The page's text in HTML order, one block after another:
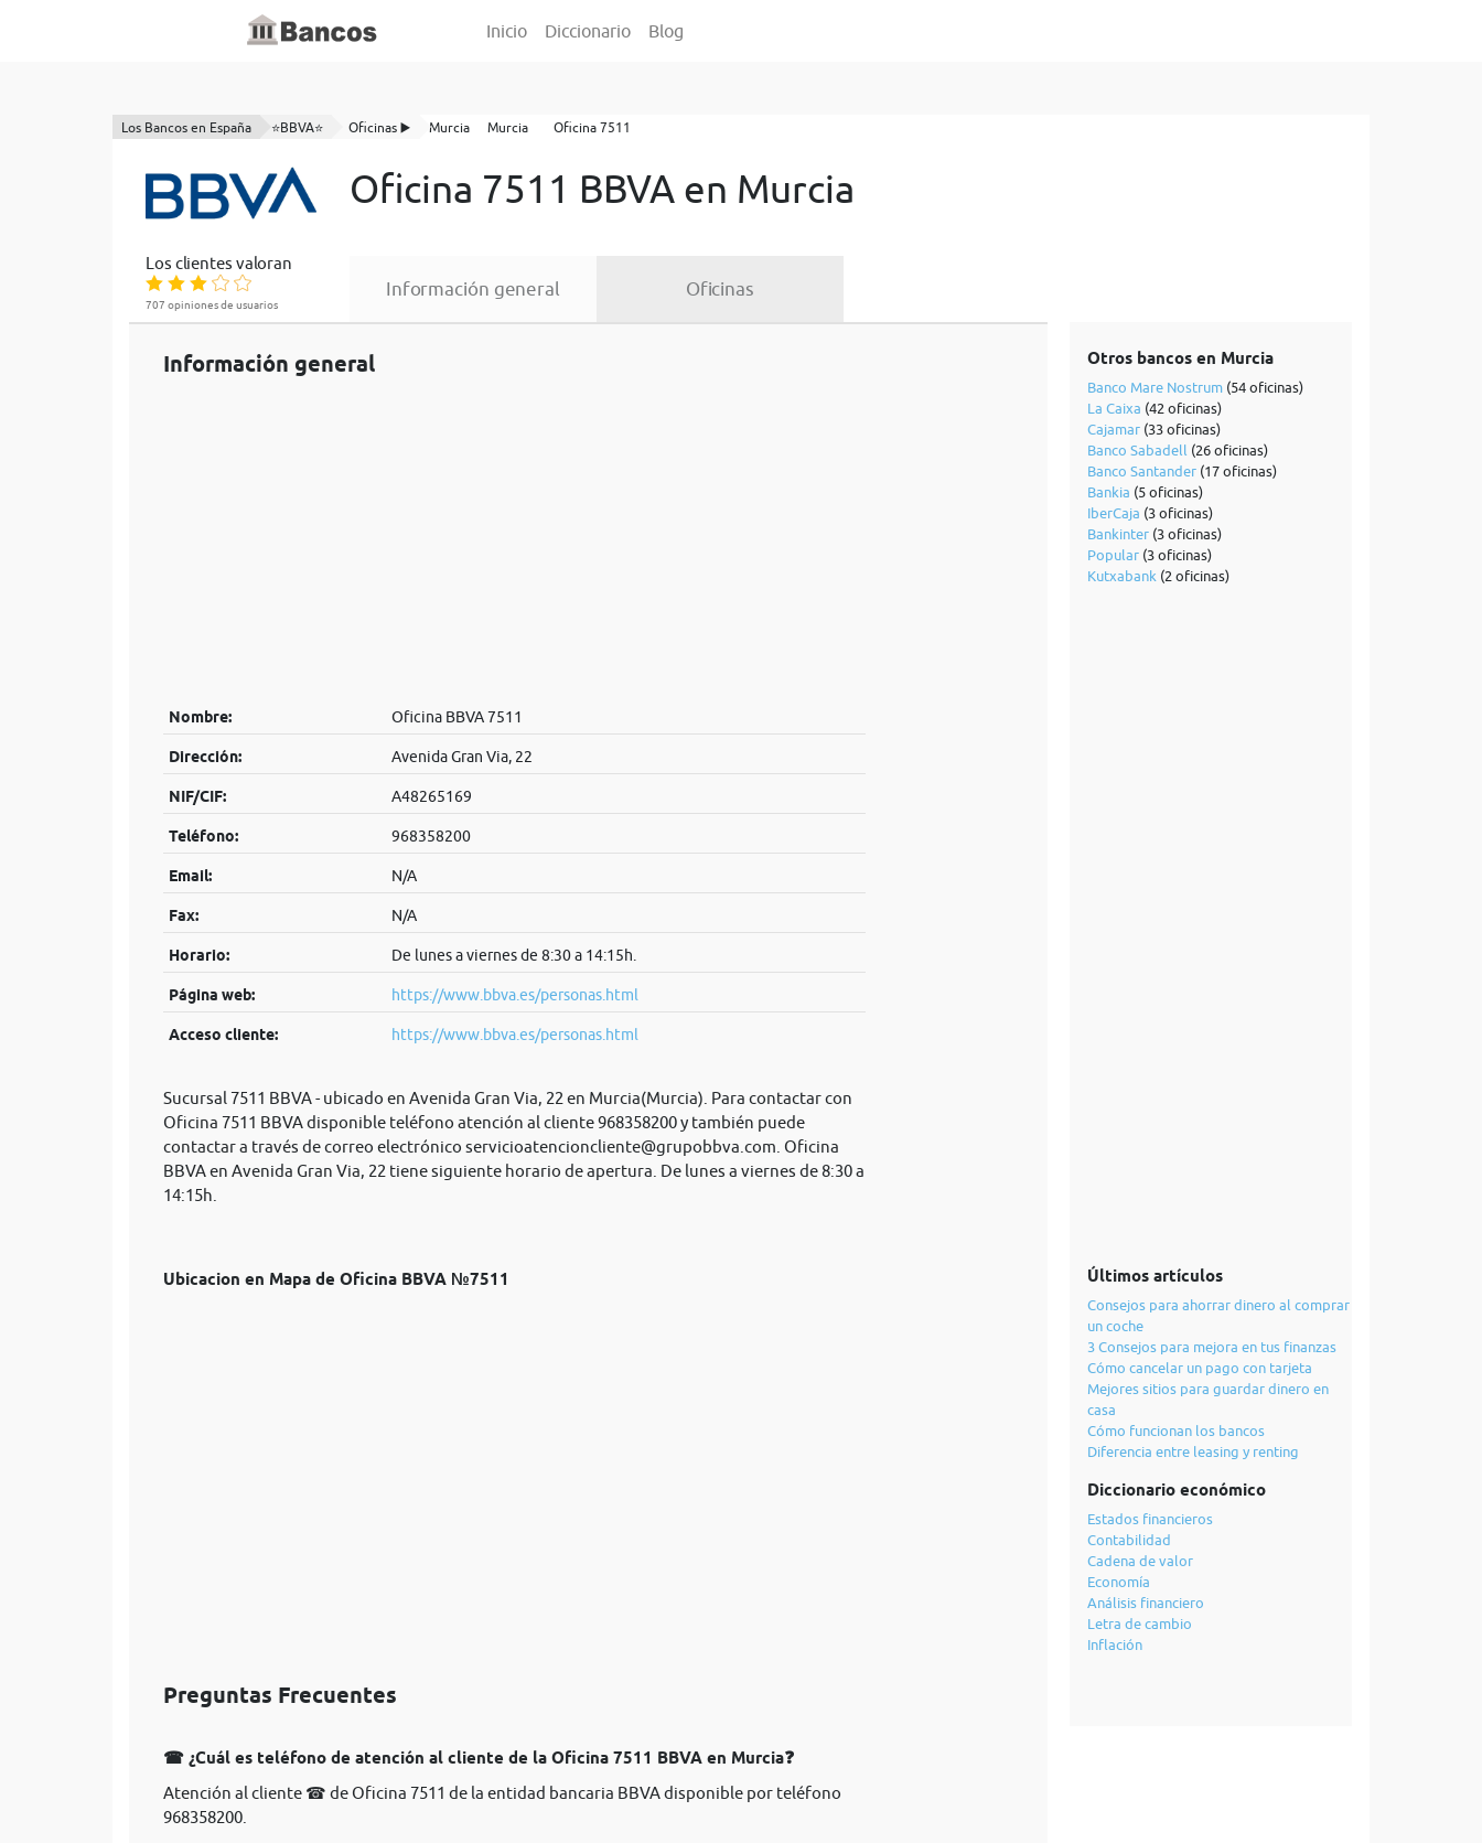
Inicio Diccionario Blog
Los Bancos en España ⭐BBVA⭐ Oficinas ▶️ Murcia Murcia Oficina 7511
Oficina 7511 BBVA en Murcia
Los clientes valoran
707 opiniones de usuarios
Información general Oficinas
Información general
Nombre: Oficina BBVA 7511
Dirección: Avenida Gran Via, 22
NIF/CIF: A48265169
Teléfono: 968358200
Email: N/A
Fax: N/A
Horario: De lunes a viernes de 8:30 a 14:15h.
Página web: https://www.bbva.es/personas.html
Acceso cliente: https://www.bbva.es/personas.html
Sucursal 7511 BBVA - ubicado en Avenida Gran Via, 22 en Murcia(Murcia). Para contactar con
Oficina 7511 BBVA disponible teléfono atención al cliente 968358200 y también puede
contactar a través de correo electrónico servicioatencioncliente@grupobbva.com . Oficina
BBVA en Avenida Gran Via, 22 tiene siguiente horario de apertura. De lunes a viernes de 8:30 a
14:15h.
Ubicacion en Mapa de Oficina BBVA №7511
Preguntas Frecuentes
☎ ¿Cuál es teléfono de atención al cliente de la Oficina 7511 BBVA en Murcia❓
Atención al cliente ☎ de Oficina 7511 de la entidad bancaria BBVA disponible por teléfono
968358200.
Otros bancos en Murcia
Banco Mare Nostrum(54 oficinas)
La Caixa (42 oficinas)
Cajamar(33 oficinas)
Banco Sabadell (26 oficinas)
Banco Santander(17 oficinas)
Bankia (5 oficinas)
IberCaja (3 oficinas)
Bankinter(3 oficinas)
Popular(3 oficinas)
Kutxabank (2 oficinas)
Últimos artículos
Consejos para ahorrar dinero al comprar
un coche
3 Consejos para mejora en tus finanzas
Cómo cancelar un pago con tarjeta
Mejores sitios para guardar dinero en
casa
Cómo funcionan los bancos
Diferencia entre leasing y renting
Diccionario económico
Estados financieros
Contabilidad
Cadena de valor
Economía
Análisis financiero
Letra de cambio
Inflación